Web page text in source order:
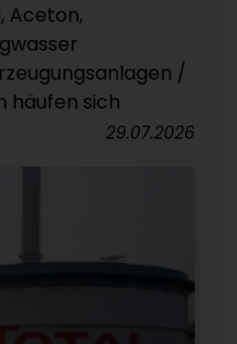
Aceton,
/
häufen sich
29.07.2026